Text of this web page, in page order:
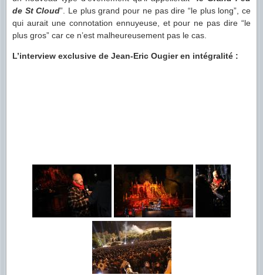
de St Cloud”. Le plus grand pour ne pas dire “le plus long”, ce
qui aurait une connotation ennuyeuse, et pour ne pas dire “le
plus gros” car ce n’est malheureusement pas le cas.
L’interview exclusive de Jean-Eric Ougier en intégralité :